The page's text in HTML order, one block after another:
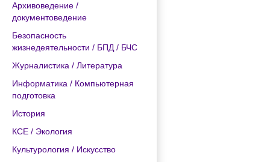
Архивоведение /
документоведение
Безопасность
жизнедеятельности / БПД / БЧС
Журналистика / Литература
Информатика / Компьютерная
подготовка
История
КСЕ / Экология
Культурология / Искусство